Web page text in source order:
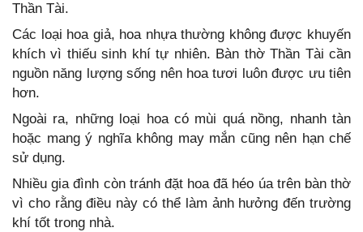
Thần Tài.
Các loại hoa giả, hoa nhựa thường không được khuyến
khích vì thiếu sinh khí tự nhiên. Bàn thờ Thần Tài cần
nguồn năng lượng sống nên hoa tươi luôn được ưu tiên
hơn.
Ngoài ra, những loại hoa có mùi quá nồng, nhanh tàn
hoặc mang ý nghĩa không may mắn cũng nên hạn chế
sử dụng.
Nhiều gia đình còn tránh đặt hoa đã héo úa trên bàn thờ
vì cho rằng điều này có thể làm ảnh hưởng đến trường
khí tốt trong nhà.